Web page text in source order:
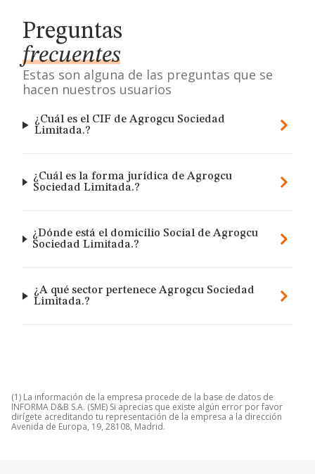
Preguntas
frecuentes
Estas son alguna de las preguntas que se
hacen nuestros usuarios
¿Cuál es el CIF de Agrogcu Sociedad
Limitada.?
¿Cuál es la forma jurídica de Agrogcu
Sociedad Limitada.?
¿Dónde está el domicilio Social de Agrogcu
Sociedad Limitada.?
¿A qué sector pertenece Agrogcu Sociedad
Limitada.?
(1) La información de la empresa procede de la base de datos de
INFORMA D&B S.A. (SME) Si aprecias que existe algún error por favor
dirígete acreditando tu representación de la empresa a la dirección
Avenida de Europa, 19, 28108, Madrid.